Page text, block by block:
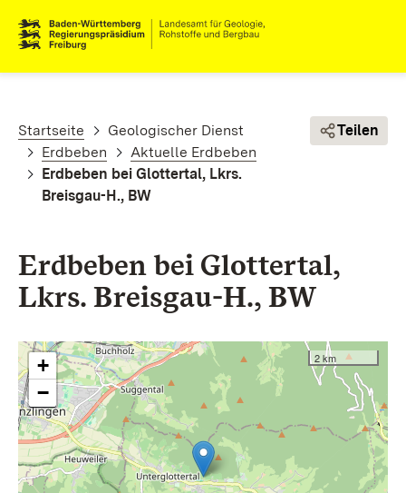
Pfadnavigation
Startseite
Geologischer Dienst
Erdbeben
Aktuelle Erdbeben
Erdbeben bei Glottertal, Lkrs.
Breisgau-H., BW
Teilen
Erdbeben bei Glottertal,
Lkrs. Breisgau-H., BW
+
−
2 km